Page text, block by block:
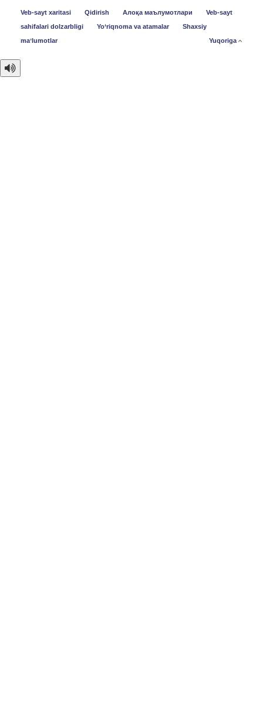
Veb-sayt xaritasi Qidirish Алоқа маълумотлари
Veb-sayt
sahifalari dolzarbligi
Yo‘riqnoma va atamalar
Shaxsiy
maʼlumotlar
Yuqoriga